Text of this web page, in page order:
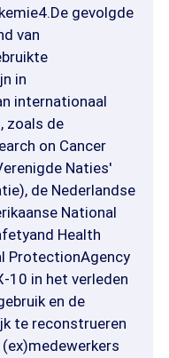
gevolgde
van
in
internationaal
zoals de
on Cancer
Naties'
de Nederlandse
National
Health
ProtectionAgency
10 in het verleden
en de
te reconstrueren